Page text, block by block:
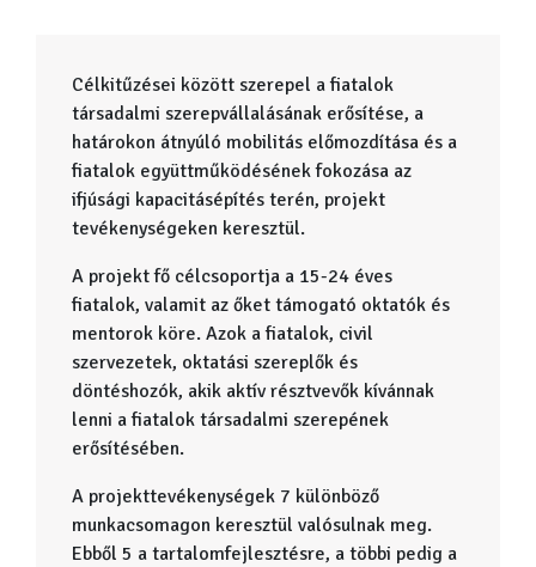
Célkitűzései között szerepel a fiatalok
társadalmi szerepvállalásának erősítése, a
határokon átnyúló mobilitás előmozdítása és a
fiatalok együttműködésének fokozása az
ifjúsági kapacitásépítés terén, projekt
tevékenységeken keresztül.
A projekt fő célcsoportja a 15-24 éves
fiatalok, valamit az őket támogató oktatók és
mentorok köre. Azok a fiatalok, civil
szervezetek, oktatási szereplők és
döntéshozók, akik aktív résztvevők kívánnak
lenni a fiatalok társadalmi szerepének
erősítésében.
A projekttevékenységek 7 különböző
munkacsomagon keresztül valósulnak meg.
Ebből 5 a tartalomfejlesztésre, a többi pedig a